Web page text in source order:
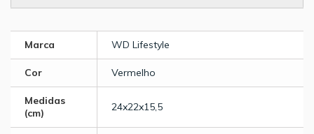
Marca WD Lifestyle
Cor Vermelho
Medidas
(cm)
24x22x15,5